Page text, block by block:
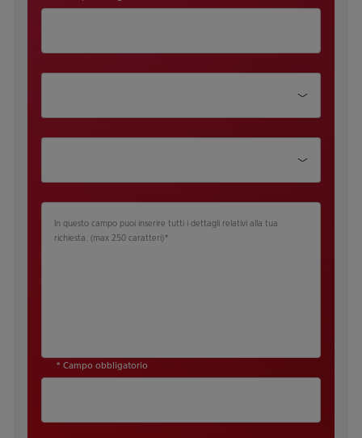
In questo campo puoi inserire tutti i dettagli relativi alla tua
richiesta.​ (max 250 caratteri)*
* Campo obbligatorio